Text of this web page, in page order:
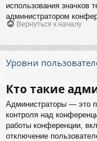
использования значков
администратором
Вернуться к началу
Уровни
Кто такие
Администраторы — это
контроля над
работы конференции,
отключение